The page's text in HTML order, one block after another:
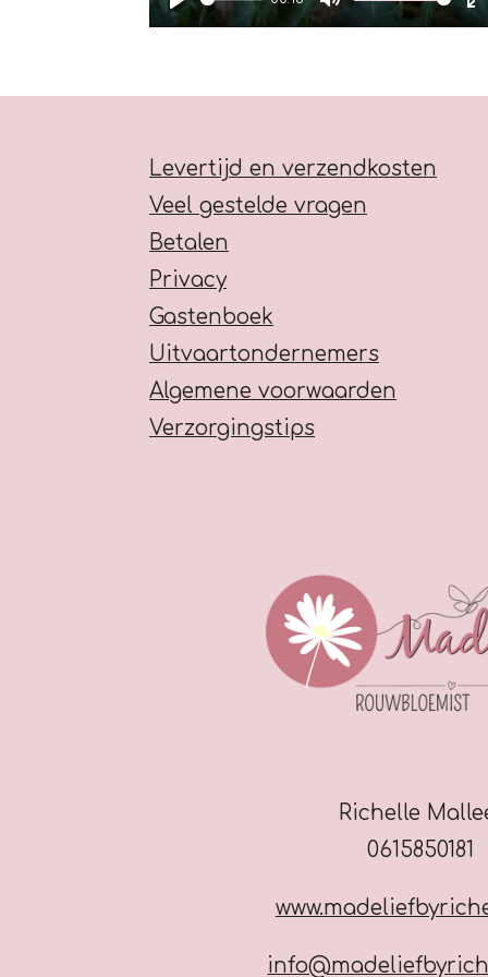
P
a
M
t
t
Levertijd en verzendkosten
Veel gestelde vragen
Betalen
Privacy
Gastenboek
Uitvaartondernemers
Algemene voorwaarden
Verzorgingstips
Richelle
0615850181